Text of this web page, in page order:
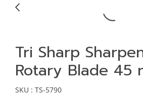
Tri Sharp
Rotary Blade 45
SKU : TS-5790